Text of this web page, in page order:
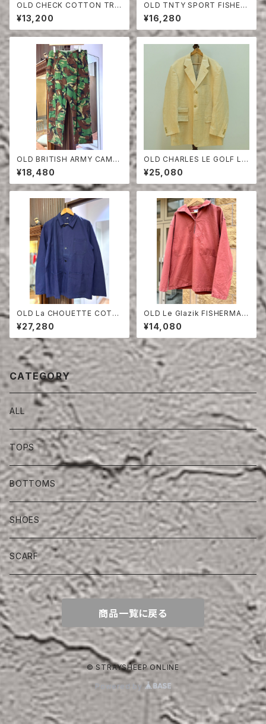
OLD CHECK COTTON TRO
USERS
¥13,200
OLD TNTY SPORT FISHER
MAN SMOCK
¥16,280
OLD BRITISH ARMY CAMO
UFLAGE TROUSERS
¥18,480
OLD CHARLES LE GOLF LI
NEN HERRINGBONE TAILO
RED JACKET
¥25,080
OLD La CHOUETTE COTT
ON TWILL JACKET DEAD S
TOCK
¥27,280
OLD Le Glazik FISHERMAN
SMOCK ONE WASH
¥14,080
CATEGORY
ALL
TOPS
BOTTOMS
SHOES
SCARF
商品一覧に戻る
© STRAYSHEEP ONLINE
Powered by